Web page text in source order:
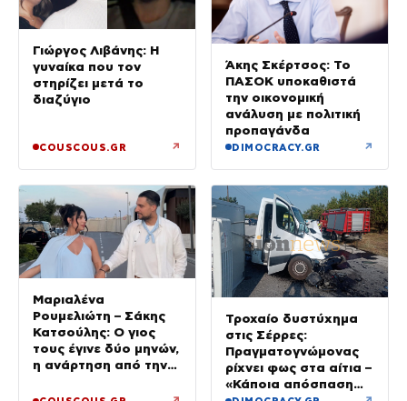
Γιώργος Λιβάνης: Η
γυναίκα που τον
στηρίζει μετά το
διαζύγιο
COUSCOUS.GR ↗
Άκης Σκέρτσος: Το
ΠΑΣΟΚ υποκαθιστά
την οικονομική
ανάλυση με πολιτική
προπαγάνδα
DIMOCRACY.GR ↗
Μαριαλένα
Ρουμελιώτη – Σάκης
Κατσούλης: Ο γιος
τους έγινε δύο μηνών,
η ανάρτηση από την
Τροχαίο δυστύχημα
στις Σέρρες:
Πραγματογνώμονας
ρίχνει φως στα αίτια –
«Κάποια απόσπαση